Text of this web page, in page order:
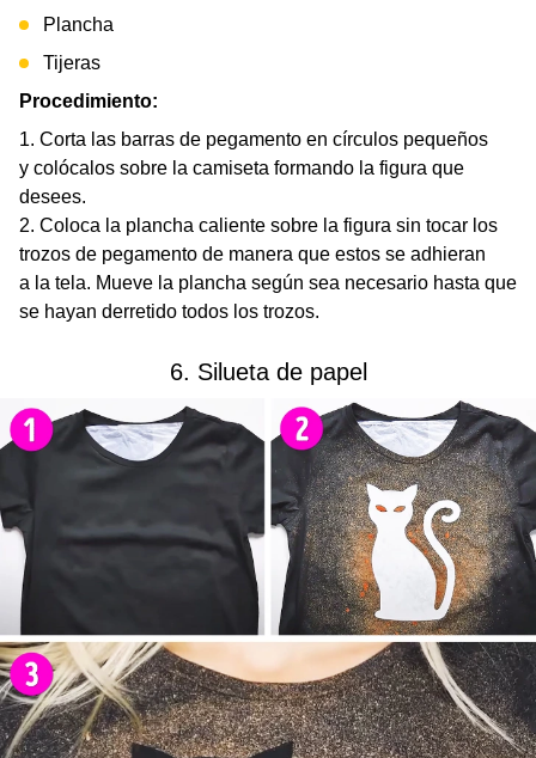
Plancha
Tijeras
Procedimiento:
Corta las barras de pegamento en círculos pequeños
y colócalos sobre la camiseta formando la figura que
desees.
Coloca la plancha caliente sobre la figura sin tocar los
trozos de pegamento de manera que estos se adhieran
a la tela. Mueve la plancha según sea necesario hasta que
se hayan derretido todos los trozos.
6. Silueta de papel